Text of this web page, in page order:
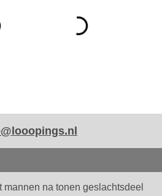
na tonen geslachtsdeel